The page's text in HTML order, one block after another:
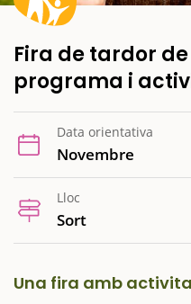
Fira de tardor de
programa i
Data orientativa
Novembre
Lloc
Sort
Una fira amb